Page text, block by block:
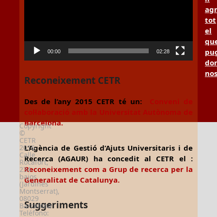
00:00 02:28
Reconeixement CETR
Des de l’any 2015 CETR té un: Conveni de
col·laboració amb la Universitat Autònoma de
Barcelona.
L’Agència de Gestió d’Ajuts Universitaris i de
Recerca (AGAUR) ha concedit al CETR el :
Reconeixement com a Grup de recerca per la
Generalitat de Catalunya.
Suggeriments
tot
el
nos
Copyright
©
CETR
2016
Calle
Rocafort,
234
bajos
(Jardines
Montserrat),
08029
Barcelona
Teléfono: